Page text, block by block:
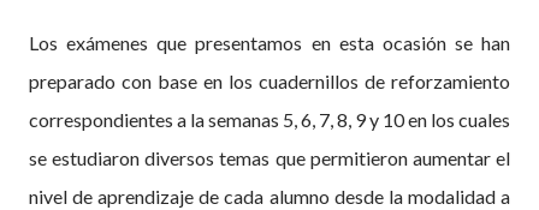
Los exámenes que presentamos en esta ocasión se han
preparado con base en los cuadernillos de reforzamiento
correspondientes a la semanas 5, 6, 7, 8, 9 y 10 en los cuales
seestudiaron diversos temas que permitieron aumentar el
nivel de aprendizaje de cada alumno desde la modalidad a